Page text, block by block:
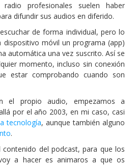
profesionales suelen haber
difundir sus audios en diferido.
de forma individual, pero lo
dispositivo móvil un programa (app)
automática una vez suscrito. Así se
momento, incluso sin conexión
estar comprobando cuando son
el propio audio, empezamos a
por el año 2003, en mi caso, casi
tecnología, aunque también alguno
.
del podcast, para que los
a hacer es animaros a que os